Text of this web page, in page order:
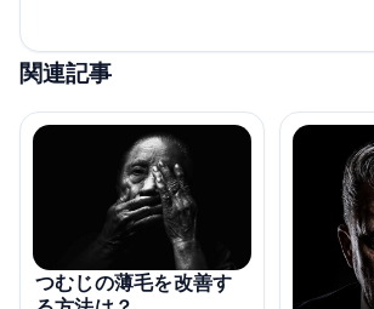
関連記事
つむじの薄毛を改善す